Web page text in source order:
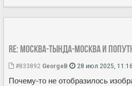
Re: Москва-Тында-Москва и
#833892 GeorgeB 28 июл 2025, 11:16
Почему-то не отобразилось